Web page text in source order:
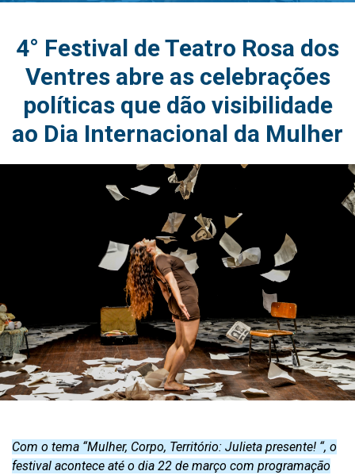
4° Festival de Teatro Rosa dos
Ventres abre as celebrações
políticas que dão visibilidade
ao Dia Internacional da Mulher
Com o tema “Mulher, Corpo, Território: Julieta presente! “, o
festival acontece até o dia 22 de março com programação